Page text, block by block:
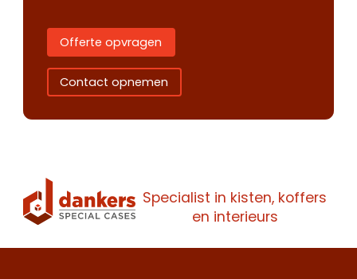
Offerte opvragen
Contact opnemen
Specialist in kisten, koffers
en interieurs
Maak een
afspraak
Contact
opnemen
Offerte
aanvragen